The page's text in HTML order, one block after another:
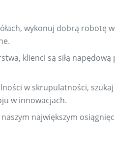
wykonuj dobrą robotę
klienci są siłą
w skrupulatności,
w innowacjach.
największym